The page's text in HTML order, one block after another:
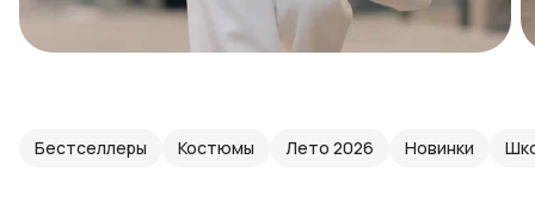
Бестселлеры Костюмы Лето 2026 Новинки